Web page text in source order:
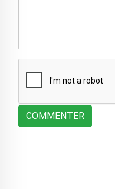
COMMENTER